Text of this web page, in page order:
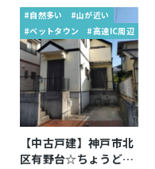
#自然多い
#山が近い
#ベットタウン
#高速IC周辺
【中古戸建】神戸市北
区有野台☆ちょうどよ